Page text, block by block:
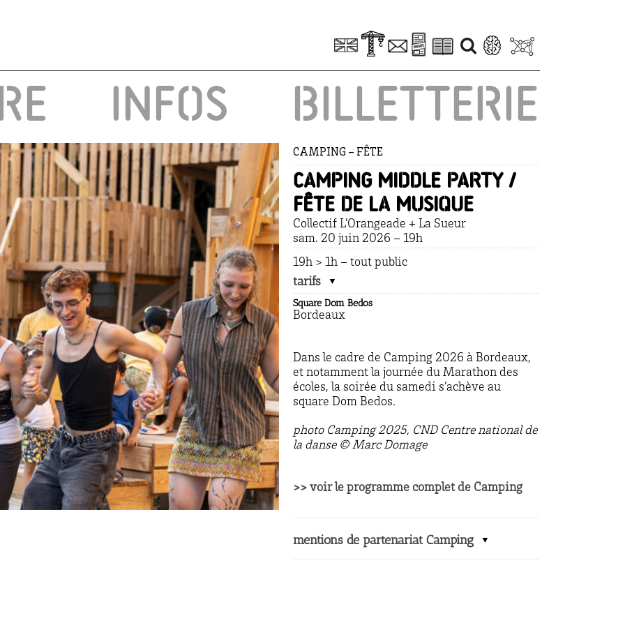
INFOS BILLETTERIE
CAMPING – FÊTE
Camping Middle party /
Fête de la musique
Collectif L’Orangeade + La Sueur
sam. 20 juin 2026 – 19h
19h > 1h – tout public
tarifs
Square Dom Bedos
Bordeaux
Dans le cadre de Camping 2026 à Bordeaux,
et notamment la journée du Marathon des
écoles, la soirée du samedi s’achève au
square Dom Bedos.
photo Camping 2025, CND Centre national de
la danse © Marc Domage
>> voir le programme complet de Camping
mentions de partenariat Camping